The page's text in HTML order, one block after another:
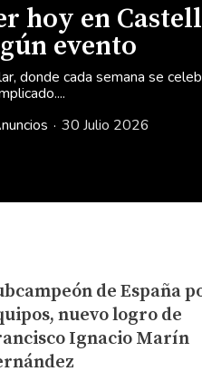
hoy en
evento
donde cada semana se
30 Julio 2026
de España
nuevo logro de
Ignacio Marín